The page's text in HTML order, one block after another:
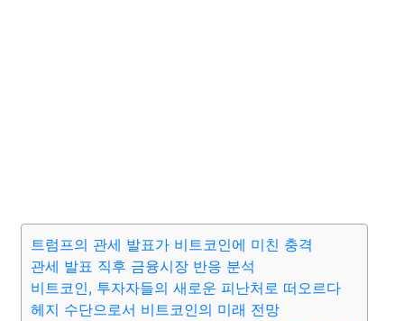
트럼프의 관세 발표가 비트코인에 미친 충격
관세 발표 직후 금융시장 반응 분석
비트코인, 투자자들의 새로운 피난처로 떠오르다
헤지 수단으로서 비트코인의 미래 전망